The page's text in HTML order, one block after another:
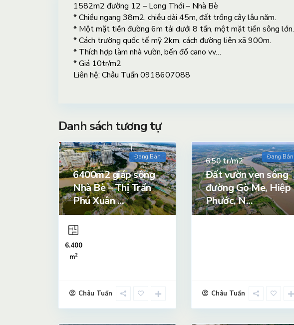
1582m2 đường 12 – Long Thới – Nhà Bè
* Chiều ngang 38m2, chiều dài 45m, đất trồng cây lâu năm.
* Một mặt tiền đường 6m tải dưới 8 tấn, một mặt tiền sông lớn.
* Cách trường quốc tế mỹ 2km, cách đường liên xã 900m.
* Thích hợp làm nhà vườn, bến đổ cano vv…
* Giá 10tr/m2
Liên hệ: Châu Tuấn 0918607088
Danh sách tương tự
Đang Bán
6400m2 giáp sông
Nhà Bè – Thị Trấn
Phú Xuân ...
6.400
m2
Châu Tuấn
Đang Bán
6.50tr/m2
Đất vườn ven sông
đường Gò Me, Hiệp
Phước, N...
Châu Tuấn